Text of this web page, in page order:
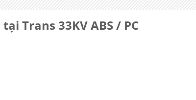
Trans 33KV ABS / PC